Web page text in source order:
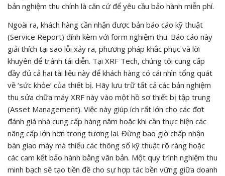
bản nghiệm thu chính là căn cứ để yêu cầu bảo hành miễn phí.
Ngoài ra, khách hàng cần nhận được bản báo cáo kỹ thuật
(Service Report) đính kèm với form nghiệm thu. Báo cáo này
giải thích tại sao lỗi xảy ra, phương pháp khắc phục và lời
khuyên để tránh tái diễn. Tại XRF Tech, chúng tôi cung cấp
đầy đủ cả hai tài liệu này để khách hàng có cái nhìn tổng quát
về ‘sức khỏe’ của thiết bị. Hãy lưu trữ tất cả các bản nghiệm
thu sửa chữa máy XRF này vào một hồ sơ thiết bị tập trung
(Asset Management). Việc này giúp ích rất lớn cho các đợt
đánh giá nhà cung cấp hàng năm hoặc khi cần thực hiện các
nâng cấp lớn hơn trong tương lai. Đừng bao giờ chấp nhận
bàn giao máy mà thiếu các thông số kỹ thuật rõ ràng hoặc
các cam kết bảo hành bằng văn bản. Một quy trình nghiệm thu
minh bạch sẽ tạo tiền đề cho sự hợp tác bền vững giữa doanh